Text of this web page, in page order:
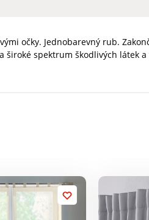
očky. Jednobarevný rub.
spektrum škodlivých látek